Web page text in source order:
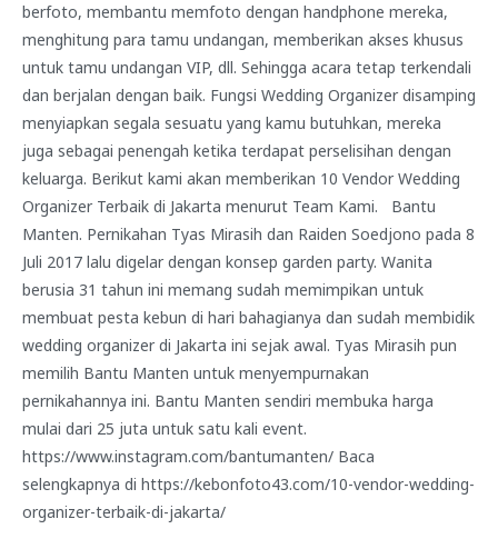
berfoto, membantu memfoto dengan handphone mereka,
menghitung para tamu undangan, memberikan akses khusus
untuk tamu undangan VIP, dll. Sehingga acara tetap terkendali
dan berjalan dengan baik. Fungsi Wedding Organizer disamping
menyiapkan segala sesuatu yang kamu butuhkan, mereka
juga sebagai penengah ketika terdapat perselisihan dengan
keluarga. Berikut kami akan memberikan 10 Vendor Wedding
Organizer Terbaik di Jakarta menurut Team Kami. Bantu
Manten. Pernikahan Tyas Mirasih dan Raiden Soedjono pada 8
Juli 2017 lalu digelar dengan konsep garden party. Wanita
berusia 31 tahun ini memang sudah memimpikan untuk
membuat pesta kebun di hari bahagianya dan sudah membidik
wedding organizer di Jakarta ini sejak awal. Tyas Mirasih pun
memilih Bantu Manten untuk menyempurnakan
pernikahannya ini. Bantu Manten sendiri membuka harga
mulai dari 25 juta untuk satu kali event.
https://www.instagram.com/bantumanten/ Baca
selengkapnya di https://kebonfoto43.com/10-vendor-wedding-
organizer-terbaik-di-jakarta/